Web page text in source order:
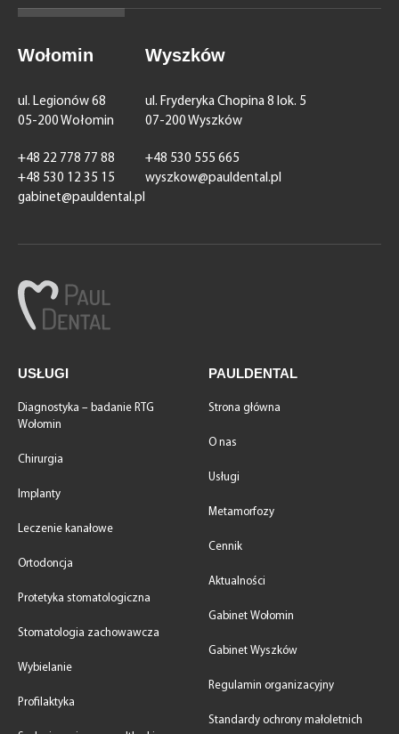
Wołomin
ul. Legionów 68
05-200 Wołomin
+48 22 778 77 88
+48 530 12 35 15
gabinet@pauldental.pl
Wyszków
ul. Fryderyka Chopina 8 lok. 5
07-200 Wyszków
+48 530 555 665
wyszkow@pauldental.pl
USŁUGI
Diagnostyka – badanie RTG
Wołomin
Chirurgia
Implanty
Leczenie kanałowe
Ortodoncja
Protetyka stomatologiczna
Stomatologia zachowawcza
Wybielanie
Profilaktyka
PAULDENTAL
Strona główna
O nas
Usługi
Metamorfozy
Cennik
Aktualności
Gabinet Wołomin
Gabinet Wyszków
Regulamin organizacyjny
Standardy ochrony małoletnich